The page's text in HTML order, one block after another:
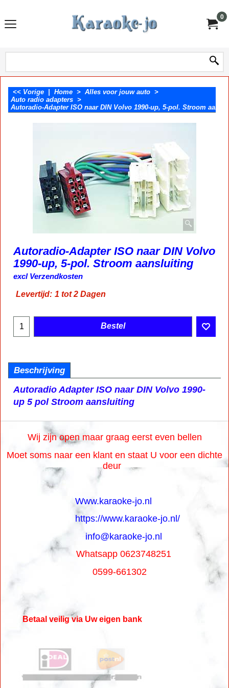
0
<< Vorige Home > Alles voor jouw auto >
Auto radio adapters >
Autoradio-Adapter ISO naar DIN Volvo 1990-up, 5-pol. Stroom
Autoradio-Adapter ISO naar DIN Volvo
1990-up, 5-pol. Stroom aansluiting
€12.75 incl BTW
excl Verzendkosten
Beschrijving
Autoradio Adapter ISO naar DIN Volvo 1990-
Wij zijn open maar graag eerst even bellen
Moet soms naar een klant en staat U voor een dichte
deur
Www.karaoke-jo.nl
https://www.karaoke-jo.nl/
info@karaoke-jo.nl
Whatsapp 0623748251
0599-661302
Betaal veilig via Uw eigen bank